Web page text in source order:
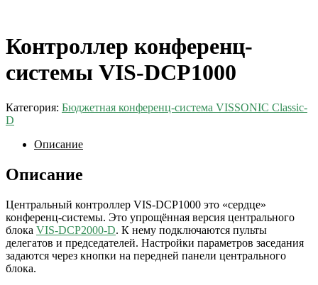
Контроллер конференц-
системы VIS-DCP1000
Категория: Бюджетная конференц-система VISSONIC Classic-
D
Описание
Описание
Центральный контроллер VIS-DCP1000 это «сердце»
конференц-системы. Это упрощённая версия центрального
блока VIS-DCP2000-D. К нему подключаются пульты
делегатов и председателей. Настройки параметров заседания
задаются через кнопки на передней панели центрального
блока.